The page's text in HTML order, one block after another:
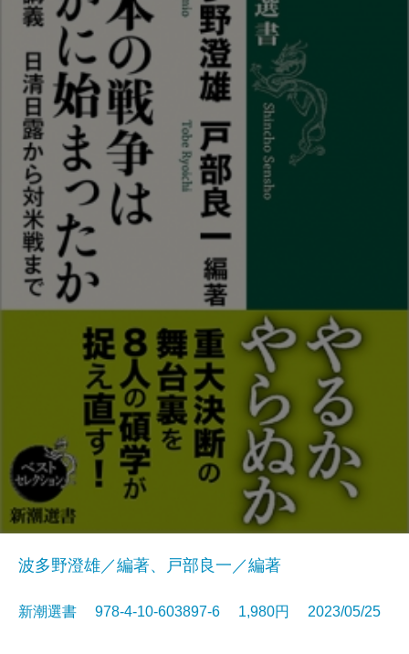
波多野澄雄／編著、戸部良一／編著
新潮選書 978-4-10-603897-6 1,980円 2023/05/25